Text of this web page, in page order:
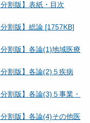
割版】表紙・目次
割版】総論 [1757KB]
割版】各論(1)地域医療
割版】各論(2) ５疾病
割版】各論(3) ５事業・
割版】各論(4)その他医